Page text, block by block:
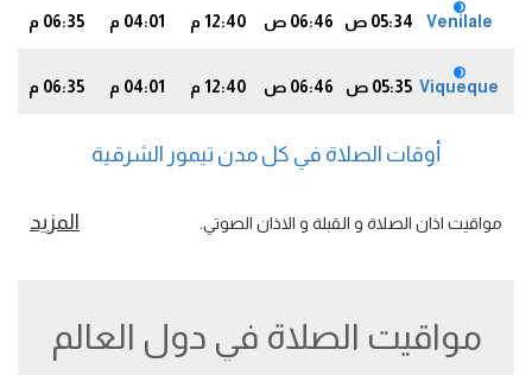
Venilale 05:34 ص 06:46 ص 12:40 م 04:01 م 06:35 م
Viqueque 05:35 ص 06:46 ص 12:40 م 04:01 م 06:35 م
أوقات الصلاة في كل مدن تيمور الشرقية
مواقيت اذان الصلاة و القبلة و الاذان الصوتي. المزيد
مواقيت الصلاة في دول العالم